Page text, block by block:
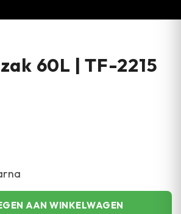
60L | TF-2215
AAN WINKELWAGEN